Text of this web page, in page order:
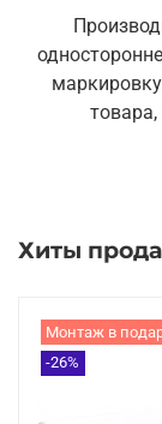
Хиты
Монтаж в
-26%